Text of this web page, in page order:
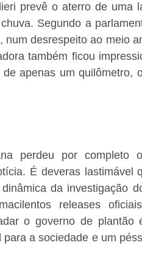
prevê o aterro de uma
Segundo a
desrespeito ao meio
também ficou
apenas um quilômetro,
perdeu por completo
É deveras lastimável
da investigação
releases
o governo de plantão
a sociedade e um